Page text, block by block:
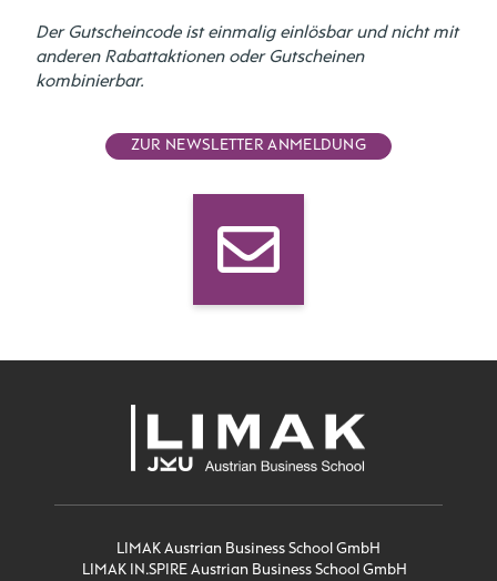
Der Gutscheincode ist einmalig einlösbar und nicht mit
anderen Rabattaktionen oder Gutscheinen
kombinierbar.
ZUR NEWSLETTER ANMELDUNG
LIMAK Austrian Business School GmbH
LIMAK IN.SPIRE Austrian Business School GmbH